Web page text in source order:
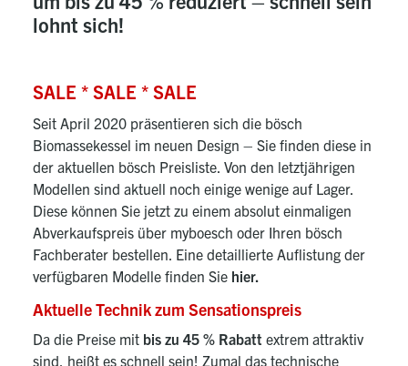
lohnt sich!
SALE * SALE * SALE
Seit April 2020 präsentieren sich die bösch
Biomassekessel im neuen Design – Sie finden diese in
der aktuellen bösch Preisliste. Von den letztjährigen
Modellen sind aktuell noch einige wenige auf Lager.
Diese können Sie jetzt zu einem absolut einmaligen
Abverkaufspreis über myboesch oder Ihren bösch
Fachberater bestellen. Eine detaillierte Auflistung der
verfügbaren Modelle finden Sie hier.
Aktuelle Technik zum Sensationspreis
Da die Preise mit bis zu 45 % Rabatt extrem attraktiv
sind, heißt es schnell sein! Zumal das technische